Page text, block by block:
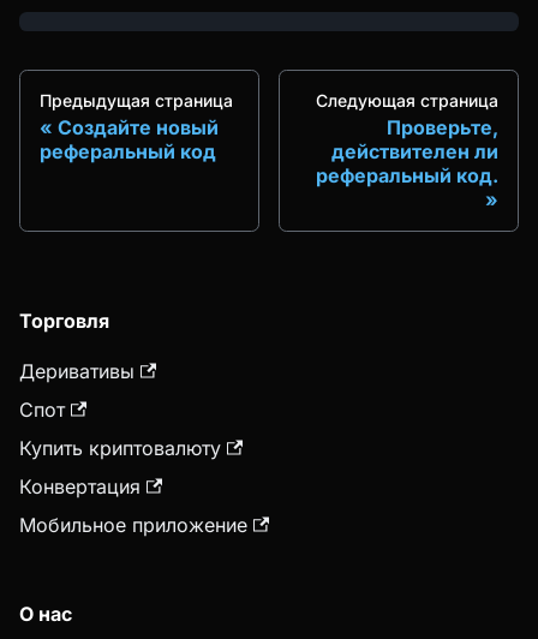
Предыдущая страница
Создайте новый
реферальный код
Следующая страница
Проверьте,
действителен ли
реферальный код.
Торговля
Деривативы
Спот
Купить криптовалюту
Конвертация
Мобильное приложение
О нас